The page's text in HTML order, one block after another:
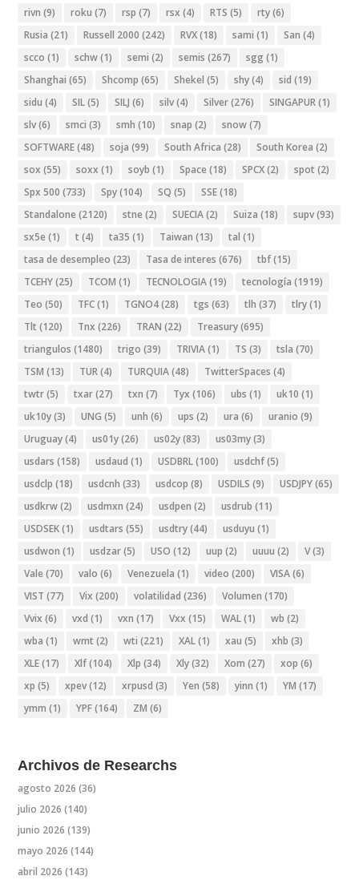
rivn (9) roku (7) rsp (7) rsx (4) RTS (5) rty(6)
Rusia (21) Russell 2000 (242) RVX(18) sami (1) San (4)
scco (1) schw(1) semi (2) semis (267) sgg (1)
Shanghai (65) Shcomp (65) Shekel (5) shy(4) sid (19)
sidu (4) SIL(5) SILJ (6) silv(4) Silver(276) SINGAPUR(1)
slv(6) smci (3) smh (10) snap (2) snow(7)
SOFTWARE(48) soja (99) South Africa (28) South Korea (2)
sox (55) soxx (1) soyb (1) Space (18) SPCX(2) spot (2)
Spx 500 (733) Spy(104) SQ (5) SSE(18)
Standalone (2120) stne (2) SUECIA(2) Suiza (18) supv(93)
sx5e (1) t (4) ta35 (1) Taiwan (13) tal (1)
tasa de desempleo (23) Tasa de interes (676) tbf(15)
TCEHY(25) TCOM (1) TECNOLOGIA(19) tecnología (1919)
Teo (50) TFC(1) TGNO4(28) tgs (63) tlh (37) tlry(1)
Tlt (120) Tnx (226) TRAN (22) Treasury(695)
triangulos (1480) trigo (39) TRIVIA(1) TS (3) tsla (70)
TSM (13) TUR(4) TURQUIA(48) TwitterSpaces (4)
twtr(5) txar(27) txn (7) Tyx (106) ubs (1) uk10 (1)
uk10y(3) UNG (5) unh (6) ups (2) ura (6) uranio (9)
Uruguay(4) us01y(26) us02y(83) us03my(3)
usdars (158) usdaud (1) USDBRL(100) usdchf(5)
usdclp (18) usdcnh (33) usdcop (8) USDILS (9) USDJPY(65)
usdkrw(2) usdmxn (24) usdpen (2) usdrub (11)
USDSEK(1) usdtars (55) usdtry(44) usduyu (1)
usdwon (1) usdzar(5) USO (12) uup (2) uuuu (2) V(3)
Vale (70) valo (6) Venezuela (1) video (200) VISA(6)
VIST (77) Vix (200) volatilidad (236) Volumen (170)
Vvix (6) vxd (1) vxn (17) Vxx (15) WAL(1) wb (2)
wba (1) wmt (2) wti (221) XAL(1) xau (5) xhb (3)
XLE(17) Xlf(104) Xlp (34) Xly(32) Xom (27) xop (6)
xp (5) xpev(12) xrpusd (3) Yen (58) yinn (1) YM (17)
ymm (1) YPF(164) ZM (6)
Archivos de Researchs
agosto 2026 (36)
julio 2026 (140)
junio 2026 (139)
mayo 2026 (144)
abril 2026 (143)